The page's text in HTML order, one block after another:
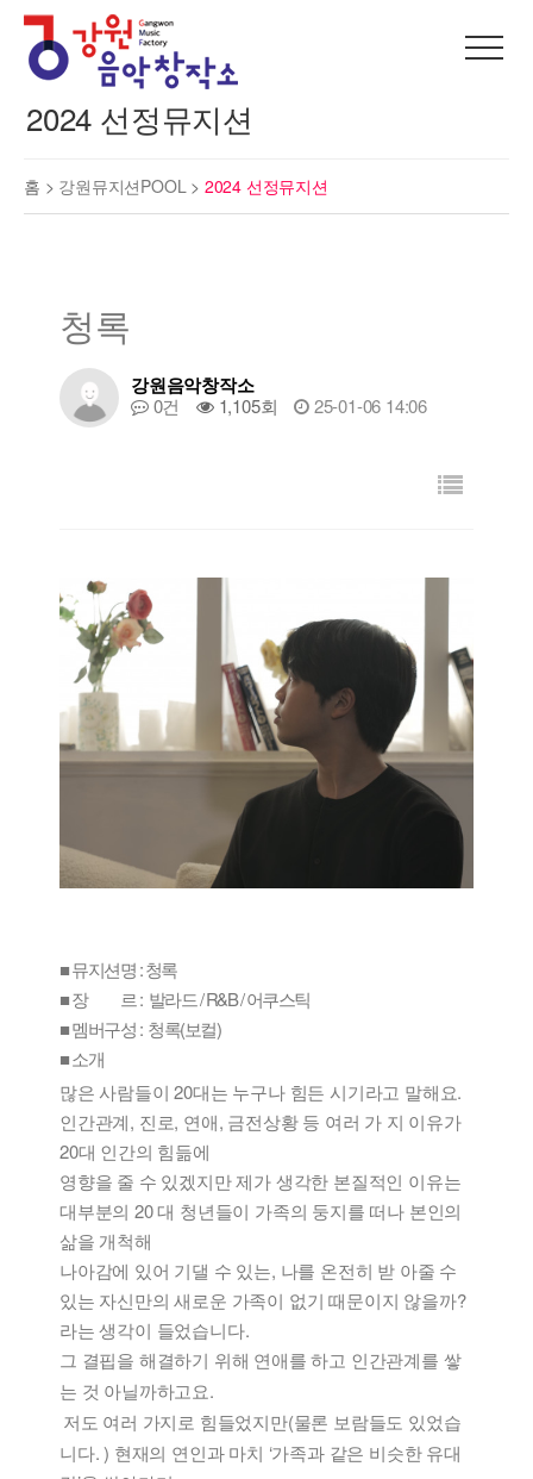
2024 선정뮤지션
홈 > 강원뮤지션POOL > 2024 선정뮤지션
청록
강원음악창작소
0건 1,105회 25-01-06 14:06
■ 뮤지션명 : 청록
■ 장 르 : 발라드 / R&B / 어쿠스틱
■ 멤버구성 : 청록(보컬)
■ 소개
많은 사람들이 20대는 누구나 힘든 시기라고 말해요.
인간관계, 진로, 연애, 금전상황 등 여러 가 지 이유가
20대 인간의 힘듦에
영향을 줄 수 있겠지만 제가 생각한 본질적인 이유는
대부분의 20 대 청년들이 가족의 둥지를 떠나 본인의
삶을 개척해
나아감에 있어 기댈 수 있는, 나를 온전히 받 아줄 수
있는 자신만의 새로운 가족이 없기 때문이지 않을까?
라는 생각이 들었습니다.
그 결핍을 해결하기 위해 연애를 하고 인간관계를 쌓
는 것 아닐까하고요.
저도 여러 가지로 힘들었지만(물론 보람들도 있었습
니다. ) 현재의 연인과 마치 ‘가족과 같은 비슷한 유대